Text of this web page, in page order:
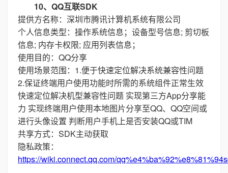
10、QQ互联SDK
提供方名称：深圳市腾讯计算机系统有限公司
个人信息类型：操作系统信息；设备型号信息; 剪切板
信息; 内存卡权限; 应用列表信息；
使用目的：QQ分享
使用场景范围：1.便于快速定位解决系统兼容性问题
2.保证终端用户使用功能时所需的系统组件正常生效
快速定位解决机型兼容性问题 实现第三方App分享能
力 实现终端用户使用本地图片分享至QQ、QQ空间或
进行头像设置 判断用户手机上是否安装QQ或TIM
共享方式：SDK主动获取
隐私政策：
https://wiki.connect.qq.com/